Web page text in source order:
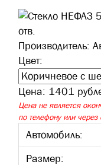
Производитель:
Цвет:
Цена: 1401
Цена не является
по телефону или через
Автомобиль:
Размер: